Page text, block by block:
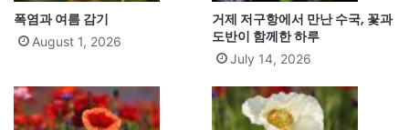
폭염과 여름 감기
August 1, 2026
거제 저구항에서 만난 수국, 꽃과
도반이 함께한 하루
July 14, 2026